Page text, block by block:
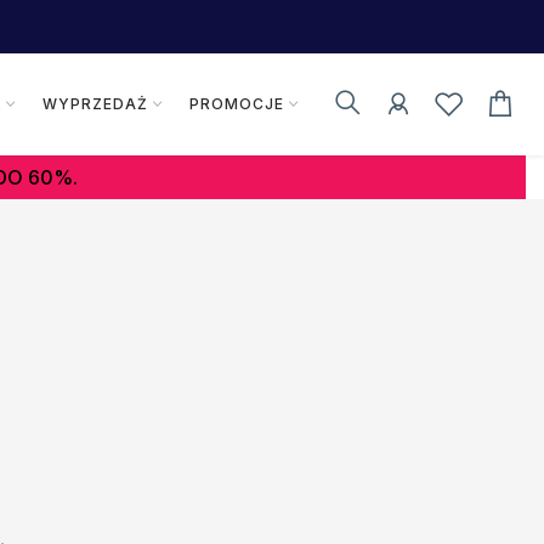
WYPRZEDAŻ PROMOCJE
60%.